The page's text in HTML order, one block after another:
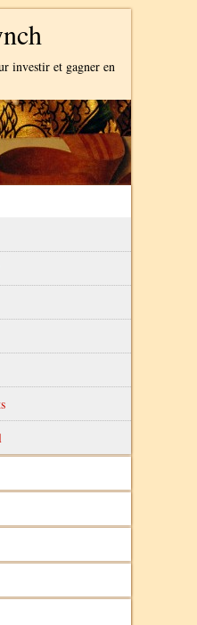
investir et gagner en